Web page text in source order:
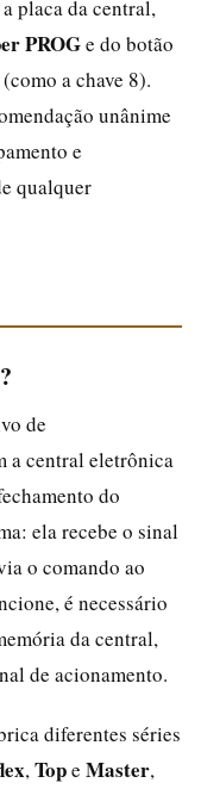
placa da central,
PROGe do botão
a chave 8).
unânime
e
qualquer
de
a central eletrônica
do
ela recebe o sinal
o comando ao
é necessário
da central,
de acionamento.
diferentes séries
, Tope Master,